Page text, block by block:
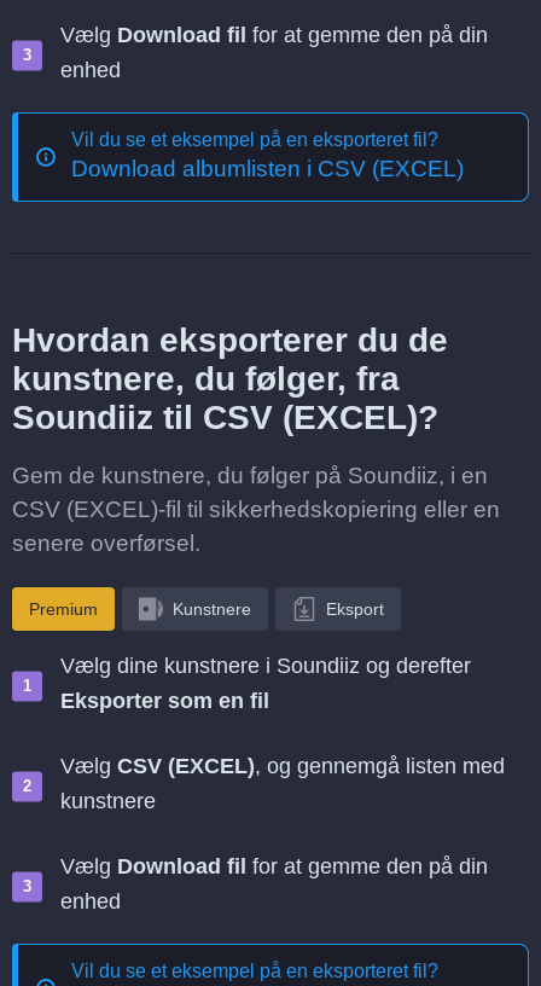
Vælg Download fil for at gemme den på din
enhed
Vil du se et eksempel på en eksporteret fil?
Download albumlisten i CSV (EXCEL)
Hvordan eksporterer du de
kunstnere, du følger, fra
Soundiiz til CSV (EXCEL)?
Gem de kunstnere, du følger på Soundiiz, i en
CSV (EXCEL)-fil til sikkerhedskopiering eller en
senere overførsel.
Premium Kunstnere Eksport
Vælg dine kunstnere i Soundiiz og derefter
Eksporter som en fil
Vælg CSV (EXCEL), og gennemgå listen med
kunstnere
Vælg Download fil for at gemme den på din
enhed
Vil du se et eksempel på en eksporteret fil?